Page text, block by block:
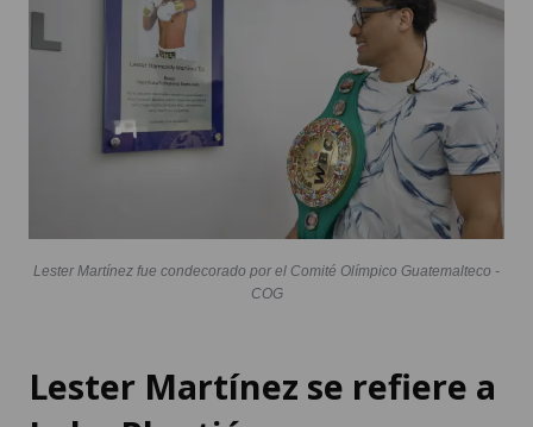
Lester Martínez fue condecorado por el Comité Olímpico Guatemalteco -
COG
Lester Martínez se refiere a